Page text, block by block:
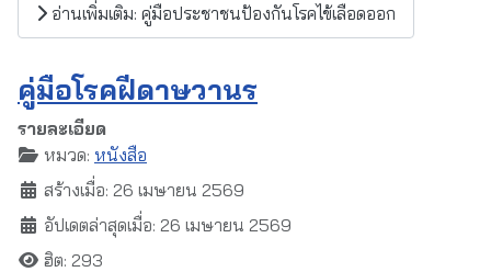
อ่านเพิ่มเติม: คู่มือประชาชนป้องกันโรคไข้เลือดออก
คู่มือโรคฝีดาษวานร
รายละเอียด
หมวด: หนังสือ
สร้างเมื่อ: 26 เมษายน 2569
อัปเดตล่าสุดเมื่อ: 26 เมษายน 2569
ฮิต: 293